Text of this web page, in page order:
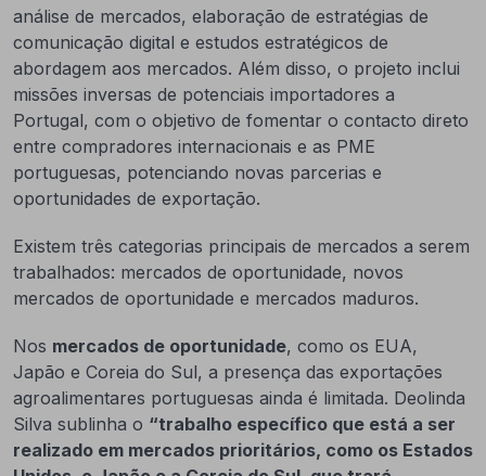
análise de mercados, elaboração de estratégias de
comunicação digital e estudos estratégicos de
abordagem aos mercados. Além disso, o projeto inclui
missões inversas de potenciais importadores a
Portugal, com o objetivo de fomentar o contacto direto
entre compradores internacionais e as PME
portuguesas, potenciando novas parcerias e
oportunidades de exportação.
Existem três categorias principais de mercados a serem
trabalhados: mercados de oportunidade, novos
mercados de oportunidade e mercados maduros.
Nos mercados de oportunidade, como os EUA,
Japão e Coreia do Sul, a presença das exportações
agroalimentares portuguesas ainda é limitada. Deolinda
Silva sublinha o “trabalho específico que está a ser
realizado em mercados prioritários, como os Estados